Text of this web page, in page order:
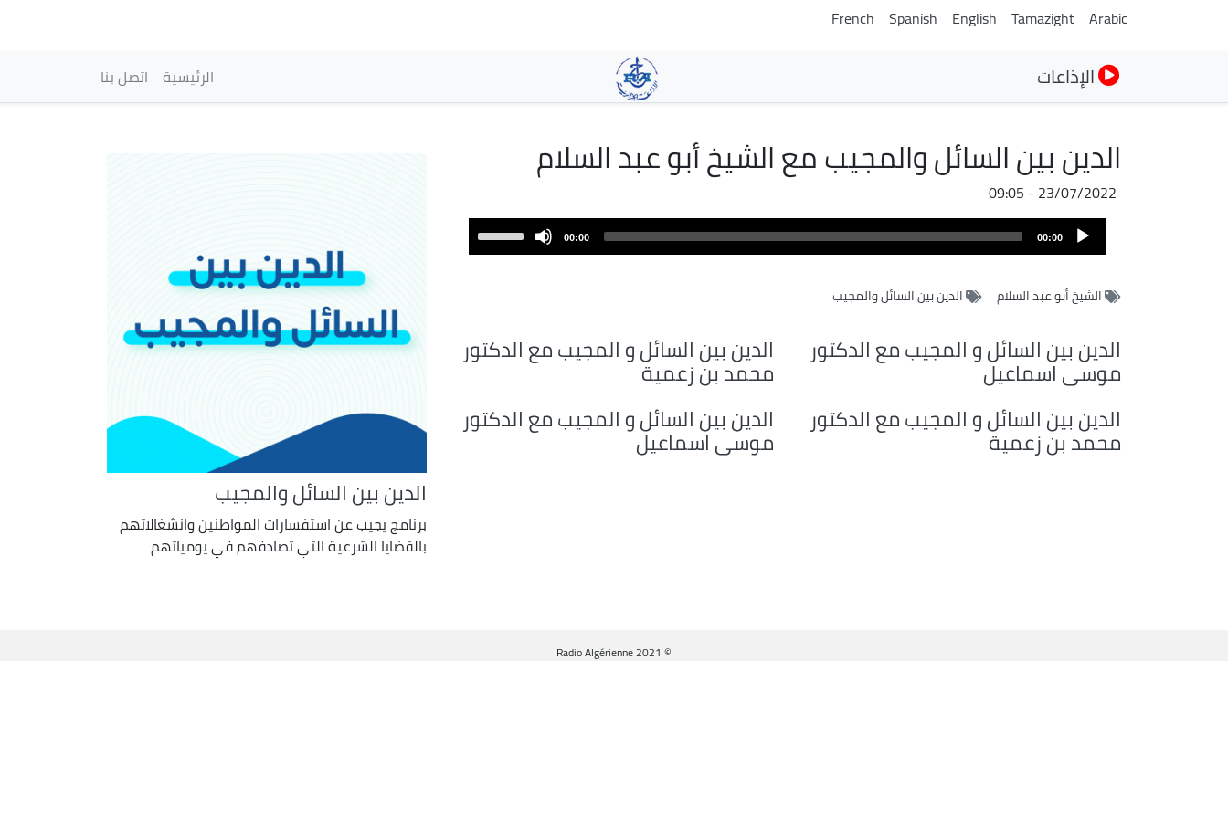
Arabic
Tamazight
English
Spanish
French
الإذاعات principale
الرئيسية اتصل بنا
الدين بين السائل والمجيب مع الشيخ أبو عبد السلام
23/07/2022 - 09:05
Audio
Player
00:00
00:00
or
الشيخ أبو عبد السلام الدين بين السائل والمجيب
الدين بين السائل و المجيب مع الدكتور
موسى اسماعيل
الدين بين السائل و المجيب مع الدكتور
محمد بن زعمية
الدين بين السائل و المجيب مع الدكتور
محمد بن زعمية
الدين بين السائل و المجيب مع الدكتور
موسى اسماعيل
الدين بين السائل والمجيب
برنامج يجيب عن استفسارات المواطنين وانشغالاتهم
بالقضايا الشرعية التي تصادفهم في يومياتهم
© Radio Algérienne 2021